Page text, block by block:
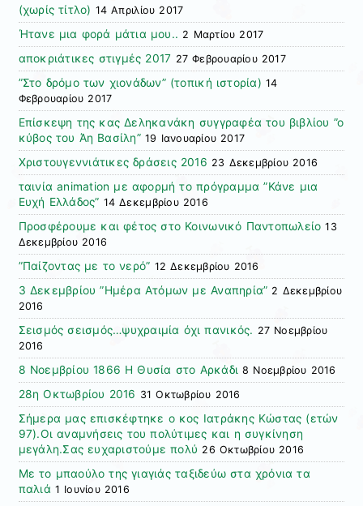
(χωρίς τίτλο) 14 Απριλίου 2017
Ήτανε μια φορά μάτια μου.. 2 Μαρτίου 2017
αποκριάτικες στιγμές 2017 27 Φεβρουαρίου 2017
”Στο δρόμο των χιονάδων” (τοπική ιστορία) 14
Φεβρουαρίου 2017
Επίσκεψη της κας Δεληκανάκη συγγραφέα του βιβλίου ”ο
κύβος του Άη Βασίλη” 19 Ιανουαρίου 2017
Χριστουγεννιάτικες δράσεις 2016 23 Δεκεμβρίου 2016
ταινία animation με αφορμή το πρόγραμμα ”Κάνε μια
Ευχή Ελλάδος” 14 Δεκεμβρίου 2016
Προσφέρουμε και φέτος στο Κοινωνικό Παντοπωλείο 13
Δεκεμβρίου 2016
”Παίζοντας με το νερό” 12 Δεκεμβρίου 2016
3 Δεκεμβρίου ”Ημέρα Ατόμων με Αναπηρία” 2 Δεκεμβρίου
2016
Σεισμός σεισμός…ψυχραιμία όχι πανικός. 27 Νοεμβρίου
2016
8 Νοεμβρίου 1866 Η Θυσία στο Αρκάδι 8 Νοεμβρίου 2016
28η Οκτωβρίου 2016 31 Οκτωβρίου 2016
Σήμερα μας επισκέφτηκε ο κος Ιατράκης Κώστας (ετών
97).Οι αναμνήσεις του πολύτιμες και η συγκίνηση
μεγάλη.Σας ευχαριστούμε πολύ 26 Οκτωβρίου 2016
Με το μπαούλο της γιαγιάς ταξιδεύω στα χρόνια τα
παλιά 1 Ιουνίου 2016